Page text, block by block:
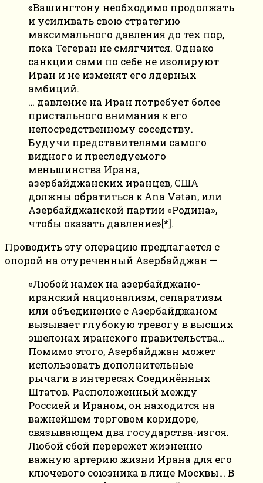
«Вашингтону необходимо продолжать
и усиливать свою стратегию
максимального давления до тех пор,
пока Тегеран не смягчится. Однако
санкции сами по себе не изолируют
Иран и не изменят его ядерных
амбиций.
… давление на Иран потребует более
пристального внимания к его
непосредственному соседству.
Будучи представителями самого
видного и преследуемого
меньшинства Ирана,
азербайджанских иранцев, США
должны обратиться к Ana Vətən, или
Азербайджанской партии «Родина»,
чтобы оказать давление»[*].
Проводить эту операцию предлагается с
опорой на отуреченный Азербайджан —
«Любой намек на азербайджано-
иранский национализм, сепаратизм
или объединение с Азербайджаном
вызывает глубокую тревогу в высших
эшелонах иранского правительства…
Помимо этого, Азербайджан может
использовать дополнительные
рычаги в интересах Соединённых
Штатов. Расположенный между
Россией и Ираном, он находится на
важнейшем торговом коридоре,
связывающем два государства-изгоя.
Любой сбой перережет жизненно
важную артерию жизни Ирана для его
ключевого союзника в лице Москвы… В